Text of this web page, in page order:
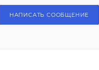
НАПИСАТЬ СООБЩЕНИЕ